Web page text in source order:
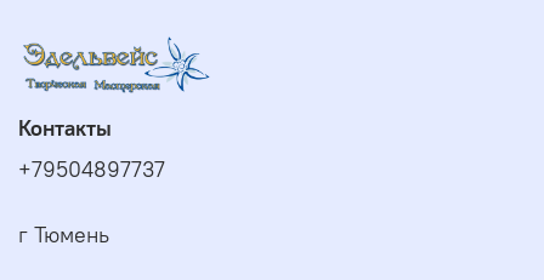
Контакты
+79504897737
г Тюмень